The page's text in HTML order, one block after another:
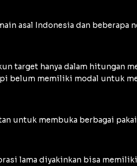
asal Indonesia dan
target hanya dalam hitungan
belum memiliki modal untuk
untuk membuka berbagai
lama diyakinkan bisa